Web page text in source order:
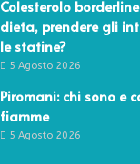
Colesterolo
dieta, prendere gli
le statine?
5 Agosto 2026
Piromani: chi sono e
fiamme
5 Agosto 2026